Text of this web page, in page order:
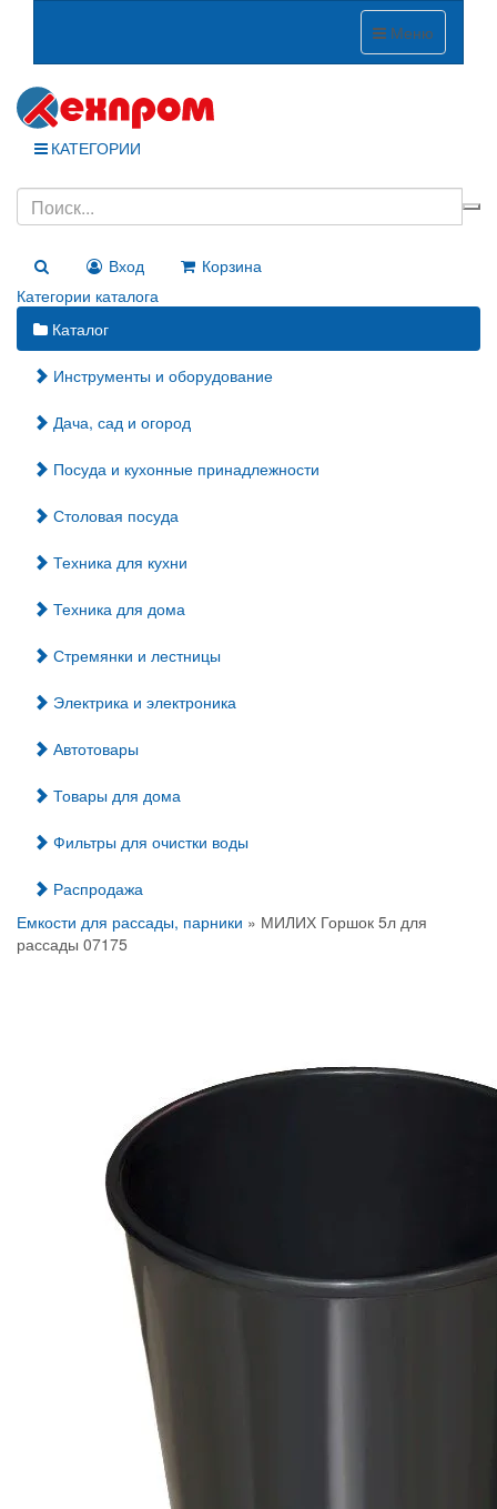
Меню
КАТЕГОРИИ
Вход
Корзина
Категории каталога
Каталог
Инструменты и оборудование
Дача, сад и огород
Посуда и кухонные принадлежности
Столовая посуда
Техника для кухни
Техника для дома
Стремянки и лестницы
Электрика и электроника
Автотовары
Товары для дома
Фильтры для очистки воды
Распродажа
Емкости для рассады, парники » МИЛИХ Горшок 5л для
рассады 07175